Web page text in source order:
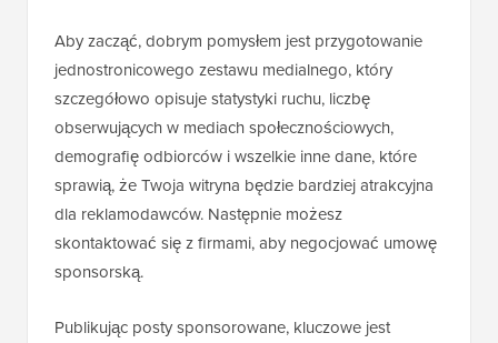
Aby zacząć, dobrym pomysłem jest przygotowanie
jednostronicowego zestawu medialnego, który
szczegółowo opisuje statystyki ruchu, liczbę
obserwujących w mediach społecznościowych,
demografię odbiorców i wszelkie inne dane, które
sprawią, że Twoja witryna będzie bardziej atrakcyjna
dla reklamodawców. Następnie możesz
skontaktować się z firmami, aby negocjować umowę
sponsorską.
Publikując posty sponsorowane, kluczowe jest